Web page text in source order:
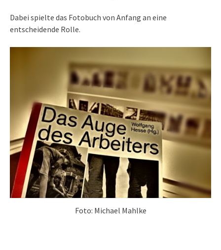
Dabei spielte das Fotobuch von Anfang an eine
entscheidende Rolle.
Foto: Michael Mahlke